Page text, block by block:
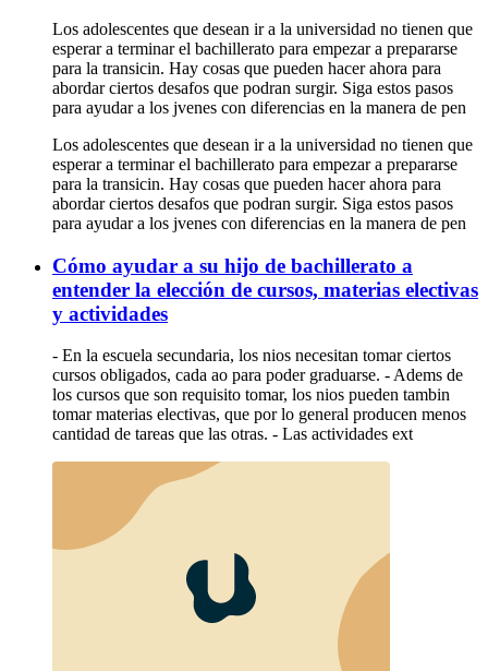
Los adolescentes que desean ir a la universidad no tienen que
esperar a terminar el bachillerato para empezar a prepararse
para la transicin. Hay cosas que pueden hacer ahora para
abordar ciertos desafos que podran surgir. Siga estos pasos
para ayudar a los jvenes con diferencias en la manera de pen
Los adolescentes que desean ir a la universidad no tienen que
esperar a terminar el bachillerato para empezar a prepararse
para la transicin. Hay cosas que pueden hacer ahora para
abordar ciertos desafos que podran surgir. Siga estos pasos
para ayudar a los jvenes con diferencias en la manera de pen
Cómo ayudar a su hijo de bachillerato a
entender la elección de cursos, materias electivas
y actividades
- En la escuela secundaria, los nios necesitan tomar ciertos
cursos obligados, cada ao para poder graduarse. - Adems de
los cursos que son requisito tomar, los nios pueden tambin
tomar materias electivas, que por lo general producen menos
cantidad de tareas que las otras. - Las actividades ext